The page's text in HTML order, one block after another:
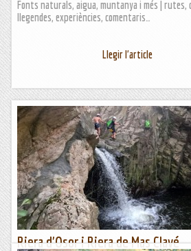
Fonts naturals, aigua, muntanya i més |
llegendes, experiències, comentaris…
Llegir l'article
Riera d'Osor i Riera de Mas Clavé